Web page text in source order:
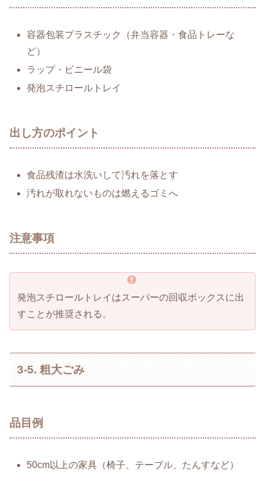
容器包装プラスチック（弁当容器・食品トレーな
ど）
ラップ・ビニール袋
発泡スチロールトレイ
出し方のポイント
食品残渣は水洗いして汚れを落とす
汚れが取れないものは燃えるゴミへ
注意事項
発泡スチロールトレイはスーパーの回収ボックスに出
すことが推奨される。
3-5. 粗大ごみ
品目例
50cm以上の家具（椅子、テーブル、たんすなど）